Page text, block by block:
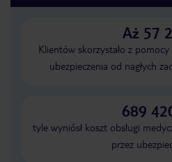
Aż 57
Klientów skorzystało z
ubezpieczenia od nagłych
689
tyle wyniósł koszt obsługi
przez